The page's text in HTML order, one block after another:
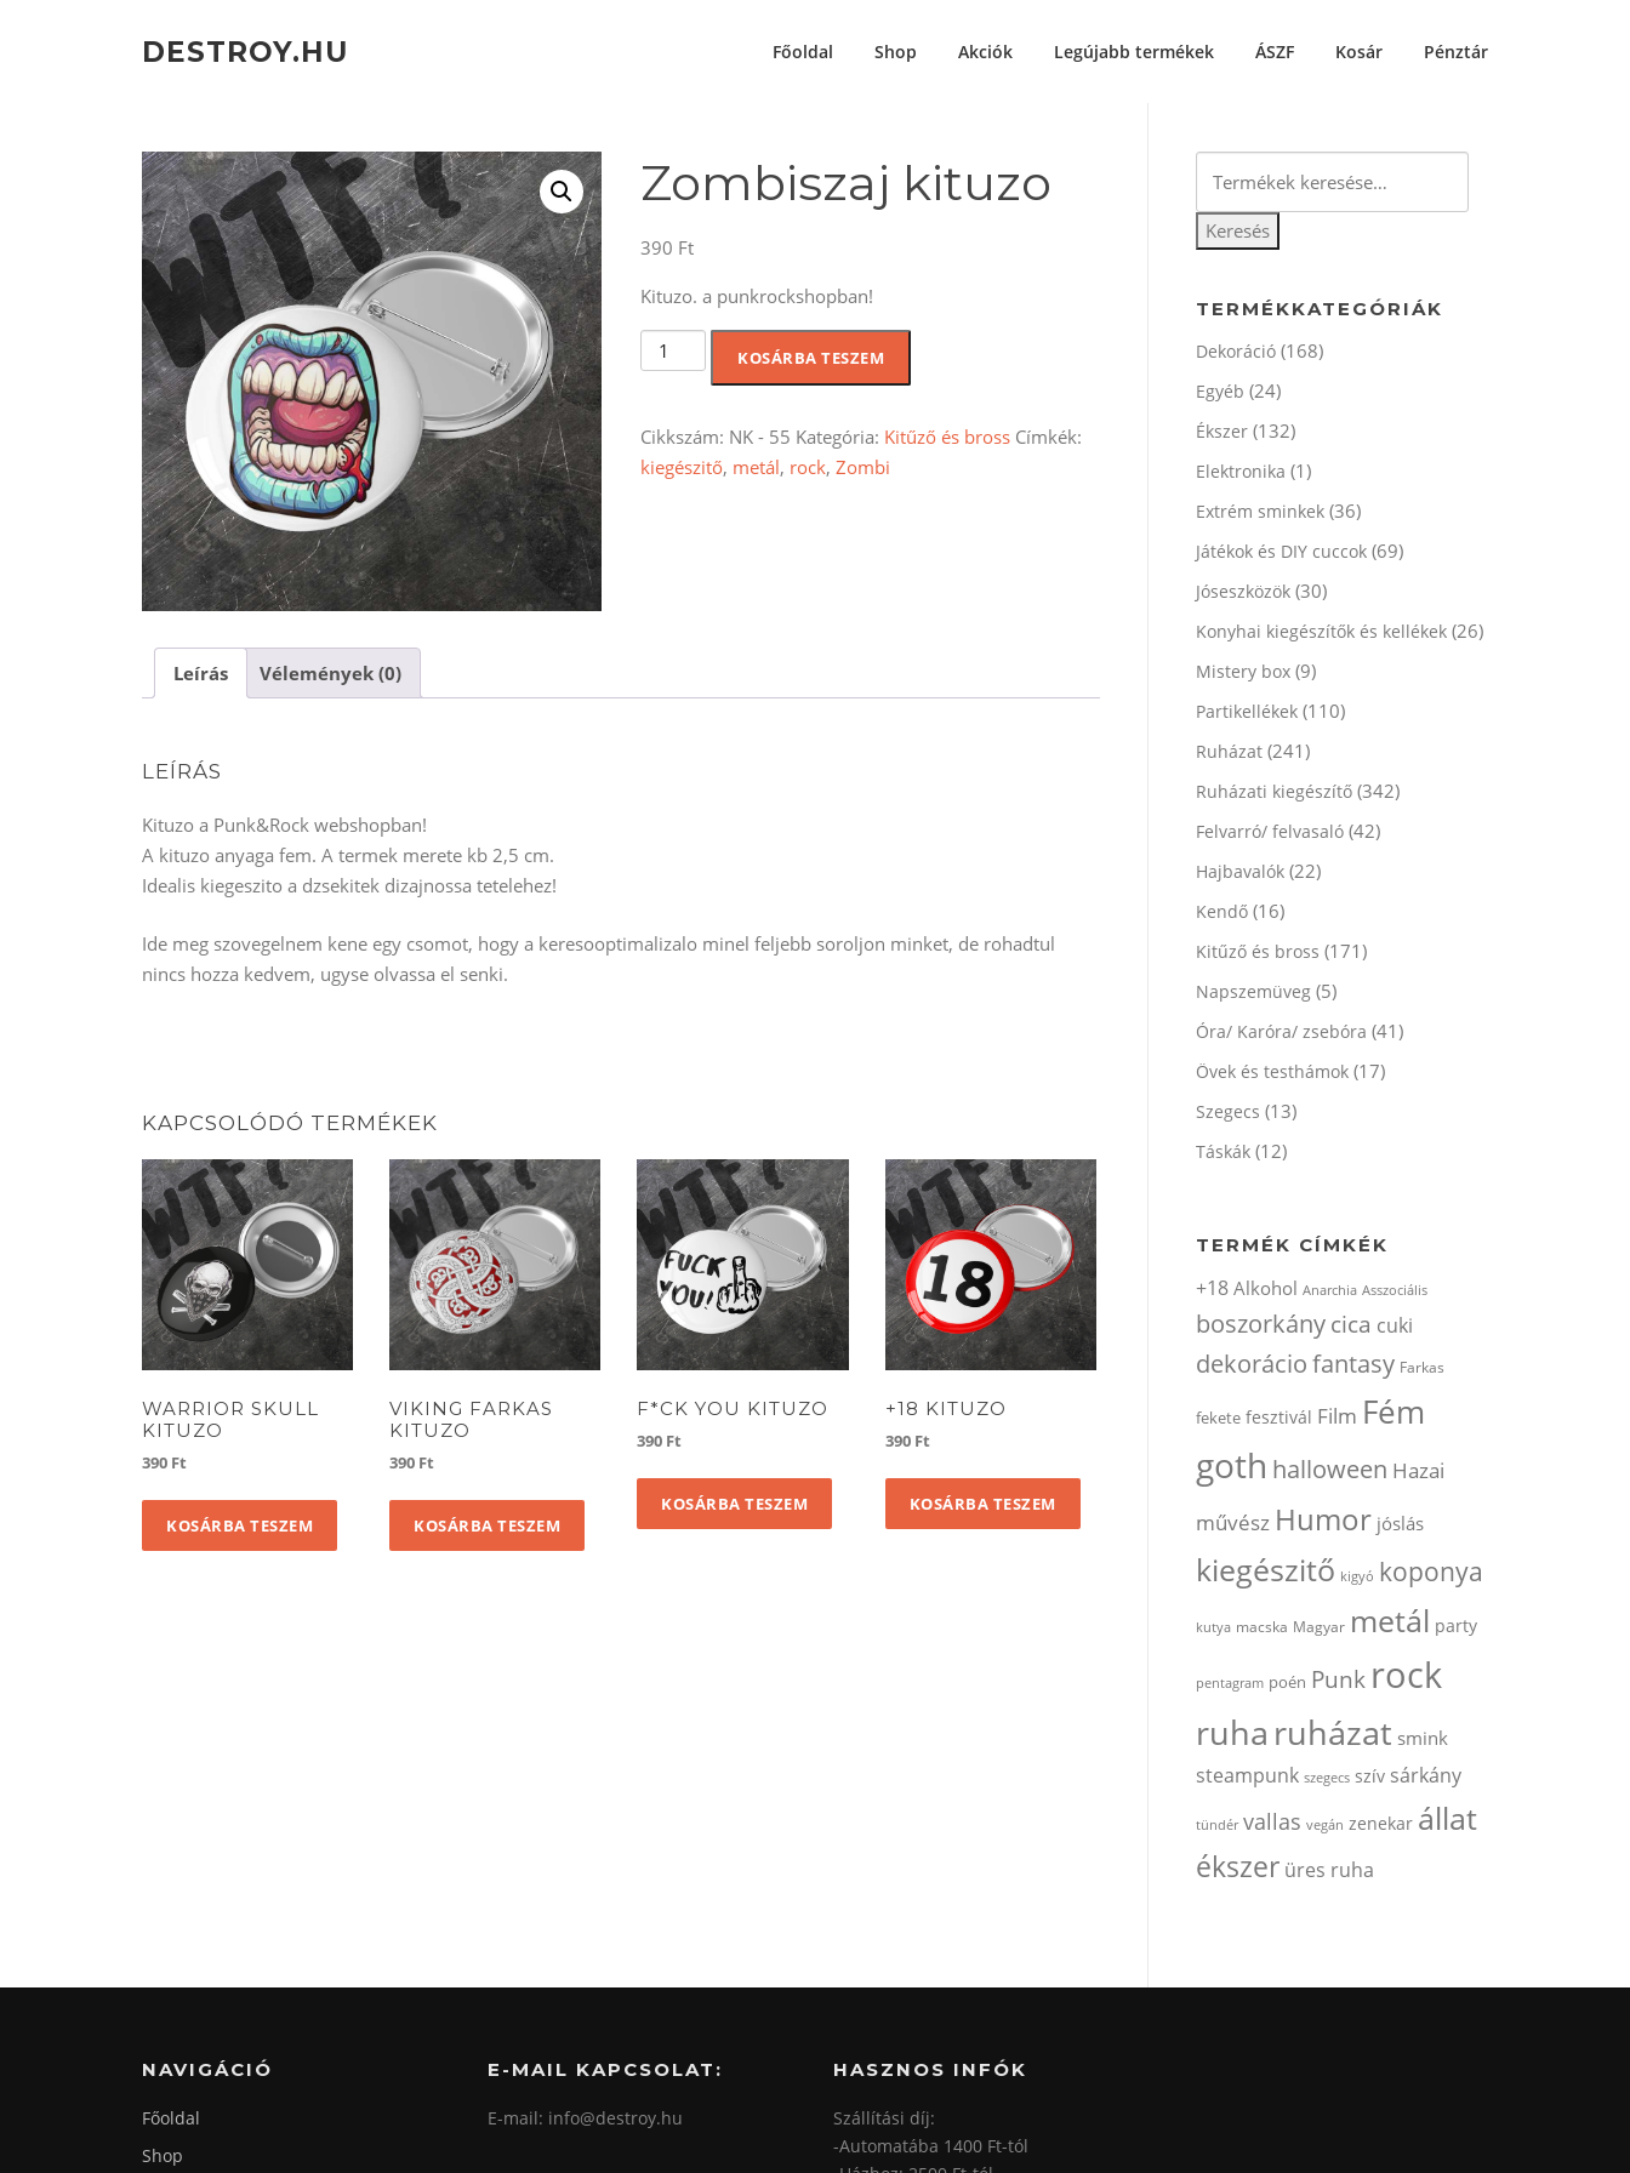
DESTROY.HU Főoldal Shop Akciók Legújabb termékek ÁSZF Kosár Pénztár
Zombiszaj kituzo
390 Ft
Kituzo. a punkrockshopban!
Zombiszaj
kituzo
KOSÁRBA TESZEM
Cikkszám: NK - 55 Kategória: Kitűző és bross Címkék:
kiegészitő, metál, rock, Zombi
Leírás Vélemények (0)
LEÍRÁS
Kituzo a Punk&Rock webshopban!
A kituzo anyaga fem. A termek merete kb 2,5 cm.
Idealis kiegeszito a dzsekitek dizajnossa tetelehez!
Ide meg szovegelnem kene egy csomot, hogy a keresooptimalizalo minel feljebb soroljon minket, de rohadtul
nincs hozza kedvem, ugyse olvassa el senki.
KAPCSOLÓDÓ TERMÉKEK
WARRIOR SKULL
KITUZO
390 Ft
KOSÁRBA TESZEM
VIKING FARKAS
KITUZO
390 Ft
KOSÁRBA TESZEM
F*CK YOU KITUZO
390 Ft
KOSÁRBA TESZEM
+18 KITUZO
390 Ft
KOSÁRBA TESZEM
következőre:
Keresés
TERMÉKKATEGÓRIÁK
Dekoráció (168)
Egyéb (24)
Ékszer (132)
Elektronika (1)
Extrém sminkek (36)
Játékok és DIY cuccok (69)
Jóseszközök (30)
Konyhai kiegészítők és kellékek (26)
Mistery box (9)
Partikellékek (110)
Ruházat (241)
Ruházati kiegészítő (342)
Felvarró/ felvasaló (42)
Hajbavalók (22)
Kendő (16)
Kitűző és bross (171)
Napszemüveg (5)
Óra/ Karóra/ zsebóra (41)
Övek és testhámok (17)
Szegecs (13)
Táskák (12)
TERMÉK CÍMKÉK
+18 Alkohol Anarchia Asszociális
boszorkánycica cuki
dekoráciofantasy Farkas
fekete fesztivál Film Fém
goth halloween Hazai
művész Humor jóslás
kiegészitő kigyó koponya
kutya macska Magyar metál party
pentagram poén Punk rock
ruha ruházat smink
steampunk szegecs szív sárkány
tündér vallas vegán zenekar állat
ékszer üres ruha
NAVIGÁCIÓ
Főoldal
Shop
E-MAIL KAPCSOLAT:
E-mail: info@destroy.hu
HASZNOS INFÓK
Szállítási díj:
-Automatába 1400 Ft-tól